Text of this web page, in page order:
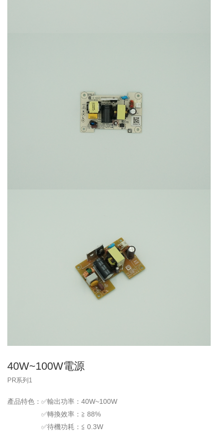
40W~100W電源
PR系列1
產品特色：✅輸出功率：40W~100W
✅轉換效率：≧ 88%
✅待機功耗：≦ 0.3W